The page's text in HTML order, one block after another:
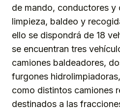
de mando, conductores y
limpieza, baldeo y
ello se dispondrá de 18
se encuentran tres
camiones baldeadores,
furgones
como distintos camiones
destinados a las